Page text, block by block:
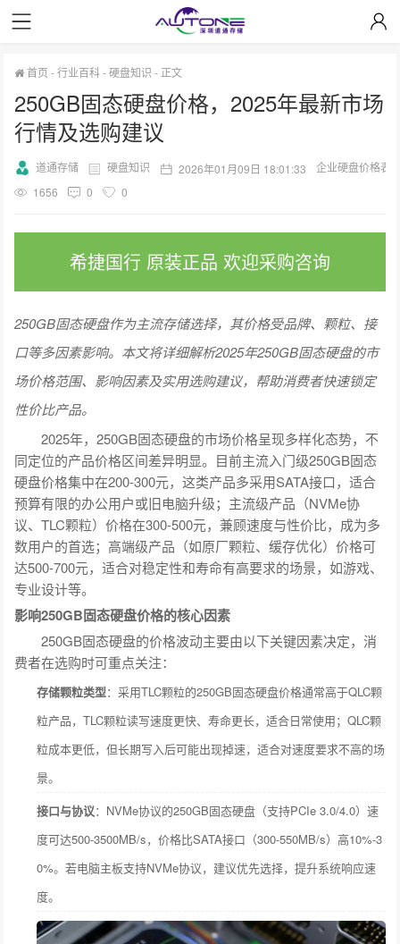
首页 -行业百科-硬盘知识 - 正文
250GB固态硬盘价格，2025年最新市场
行情及选购建议
道通存储 硬盘知识 2026年01月09日 18:01:33
企业硬盘价格表
1656
0 0
希捷国行 原装正品 欢迎采购咨询
250GB固态硬盘作为主流存储选择，其价格受品牌、颗粒、接
口等多因素影响。本文将详细解析2025年250GB固态硬盘的市
场价格范围、影响因素及实用选购建议，帮助消费者快速锁定
性价比产品。
2025年，250GB固态硬盘的市场价格呈现多样化态势，不
同定位的产品价格区间差异明显。目前主流入门级250GB固态
硬盘价格集中在200-300元，这类产品多采用SATA接口，适合
预算有限的办公用户或旧电脑升级；主流级产品（NVMe协
议、TLC颗粒）价格在300-500元，兼顾速度与性价比，成为多
数用户的首选；高端级产品（如原厂颗粒、缓存优化）价格可
达500-700元，适合对稳定性和寿命有高要求的场景，如游戏、
专业设计等。
影响250GB固态硬盘价格的核心因素
250GB固态硬盘的价格波动主要由以下关键因素决定，消
费者在选购时可重点关注：
存储颗粒类型：采用TLC颗粒的250GB固态硬盘价格通常高于QLC颗
粒产品，TLC颗粒读写速度更快、寿命更长，适合日常使用；QLC颗
粒成本更低，但长期写入后可能出现掉速，适合对速度要求不高的场
景。
接口与协议：NVMe协议的250GB固态硬盘（支持PCIe 3.0/4.0）速
度可达500-3500MB/s，价格比SATA接口（300-550MB/s）高10%-3
0%。若电脑主板支持NVMe协议，建议优先选择，提升系统响应速
度。